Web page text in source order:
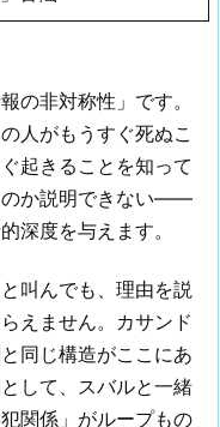
の非対称性」です。
人がもうすぐ死ぬこ
起きることを知って
のか説明できない――
深度を与えます。
叫んでも、理由を説
えません。カサンド
同じ構造がここにあ
して、スバルと一緒
関係」がループもの